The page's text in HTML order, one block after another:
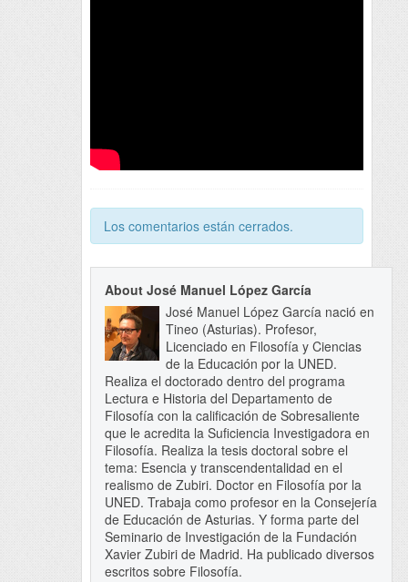
Los comentarios están cerrados.
About José Manuel López García
José Manuel López García nació en
Tineo (Asturias). Profesor,
Licenciado en Filosofía y Ciencias
de la Educación por la UNED.
Realiza el doctorado dentro del programa
Lectura e Historia del Departamento de
Filosofía con la calificación de Sobresaliente
que le acredita la Suficiencia Investigadora en
Filosofía. Realiza la tesis doctoral sobre el
tema: Esencia y transcendentalidad en el
realismo de Zubiri. Doctor en Filosofía por la
UNED. Trabaja como profesor en la Consejería
de Educación de Asturias. Y forma parte del
Seminario de Investigación de la Fundación
Xavier Zubiri de Madrid. Ha publicado diversos
escritos sobre Filosofía.